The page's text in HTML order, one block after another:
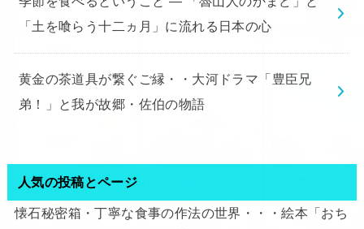
「土を喰らう十二ヵ月」に流れる日本の心
黄金の茶道具が繋ぐご縁・・大河ドラマ「豊臣兄
弟！」と我が故郷・佐伯の物語
人気の投稿とページ
懐石秘密箱・丁寧な食事の作法の世界・・・絵本「おち